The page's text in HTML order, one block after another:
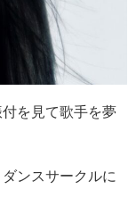
を見て歌手を夢
ンスサークルに